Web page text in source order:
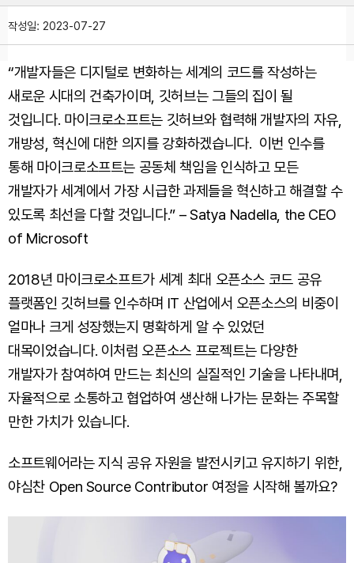
작성일: 2023-07-27
“개발자들은 디지털로 변화하는 세계의 코드를 작성하는
새로운 시대의 건축가이며, 깃허브는 그들의 집이 될
것입니다. 마이크로소프트는 깃허브와 협력해 개발자의 자유,
개방성, 혁신에 대한 의지를 강화하겠습니다. 이번 인수를
통해 마이크로소프트는 공동체 책임을 인식하고 모든
개발자가 세계에서 가장 시급한 과제들을 혁신하고 해결할 수
있도록 최선을 다할 것입니다.” – Satya Nadella, the CEO
of Microsoft
2018년 마이크로소프트가 세계 최대 오픈소스 코드 공유
플랫폼인 깃허브를 인수하며 IT 산업에서 오픈소스의 비중이
얼마나 크게 성장했는지 명확하게 알 수 있었던
대목이었습니다. 이처럼 오픈소스 프로젝트는 다양한
개발자가 참여하여 만드는 최신의 실질적인 기술을 나타내며,
자율적으로 소통하고 협업하여 생산해 나가는 문화는 주목할
만한 가치가 있습니다.
소프트웨어라는 지식 공유 자원을 발전시키고 유지하기 위한,
야심찬 Open Source Contributor 여정을 시작해 볼까요?